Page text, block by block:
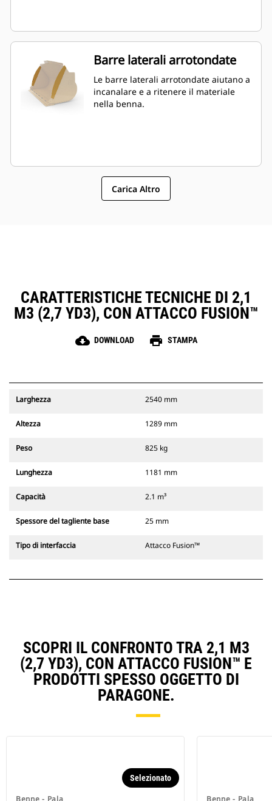
Barre laterali arrotondate
Le barre laterali arrotondate aiutano a
incanalare e a ritenere il materiale
nella benna.
Carica Altro
CARATTERISTICHE TECNICHE DI 2,1
M3 (2,7 YD3), CON ATTACCO FUSION™
cloud_download DOWNLOAD print STAMPA
Larghezza 2540 mm
Altezza 1289 mm
Peso 825 kg
Lunghezza 1181 mm
Capacità 2.1 m³
Spessore del tagliente base 25 mm
Tipo di interfaccia Attacco Fusion™
SCOPRI IL CONFRONTO TRA 2,1 M3
(2,7 YD3), CON ATTACCO FUSION™ E
PRODOTTI SPESSO OGGETTO DI
PARAGONE.
Selezionato